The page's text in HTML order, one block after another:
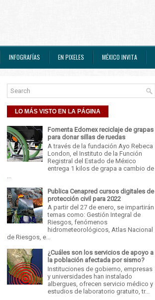
INFOGRAFÍAS EN PIXELES MÉXICO INVITA
LO MÁS VISTO EN LA PÁGINA
Fomenta Edomex reciclaje de grapas
para donar sillas de ruedas
A través de la fundación Ayo Rebeca
London, el Instituto de la Función
Registral del Estado de México
entrega 1 kilos de grapa a cambio de
Publica Cenapred cursos digitales de
protección civil para 2022
A partir del 27 de enero, se impartirán
temas como: Gestión Integral de
Riesgos, fenómenos
hidrometeorológicos, Atlas Nacional
de Riesgos, e...
¿Cuáles son los servicios de apoyo a
la población afectada por sismo?
Instituciones de gobierno, empresas
y universidades han instalado
albergues, ofrecen servicio médico y
estudios de laboratorio gratuito, tr...